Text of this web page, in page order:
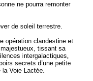
ne pourra remonter
de soleil terrestre.
opération clandestine et
tissant sa
intergalactiques,
secrets d’une petite
la Voie Lactée.